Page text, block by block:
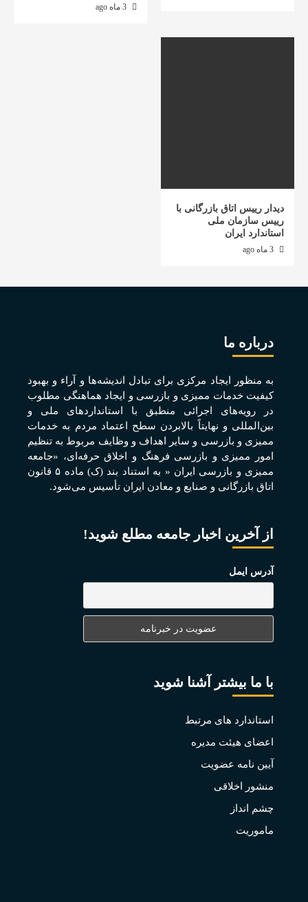
دیدار رییس اتاق بازرگانی با
رییس سازمان ملی
استاندارد ایران
درباره ما
به منظور ايجاد مرکزی برای تبادل انديشه‌ها و آراء و بهبود
کيفيت خدمات مميزی و بازرسی و ايجاد هماهنگی مطلوب
در رويه‌های اجرائی منطبق با استانداردهای ملی و
بين‌المللی و نهايتاً بالابردن سطح اعتماد مردم به خدمات
مميزی و بازرسی و ساير اهداف و وظايف مربوط به تنظيم
امور مميزی و بازرسی فرهنگ و اخلاق حرفه‌ای، «جامعه
مميزی و بازرسی ايران « به استناد بند (ک) ماده ۵ قانون
اتاق بازرگانی و صنايع و معادن ايران تأسيس می‌شود.
از آخرین اخبار جامعه مطلع شوید!
آدرس ایمل
با ما بیشتر آشنا شوید
استاندارد های مرتبط
اعضای هیئت مدیره
آیین نامه عضویت
منشور اخلاقی
چشم انداز
ماموریت